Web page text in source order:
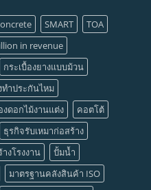
SMART
TOA
in revenue
กระเบื้องยางแบบม้วน
ทำประกันไหม
ดอกไม้งานแต่ง
คอตโต้
ธุรกิจรับเหมาก่อสร้าง
งโรงงาน
ปั้มน้ำ
มาตรฐานคลังสินค้า ISO